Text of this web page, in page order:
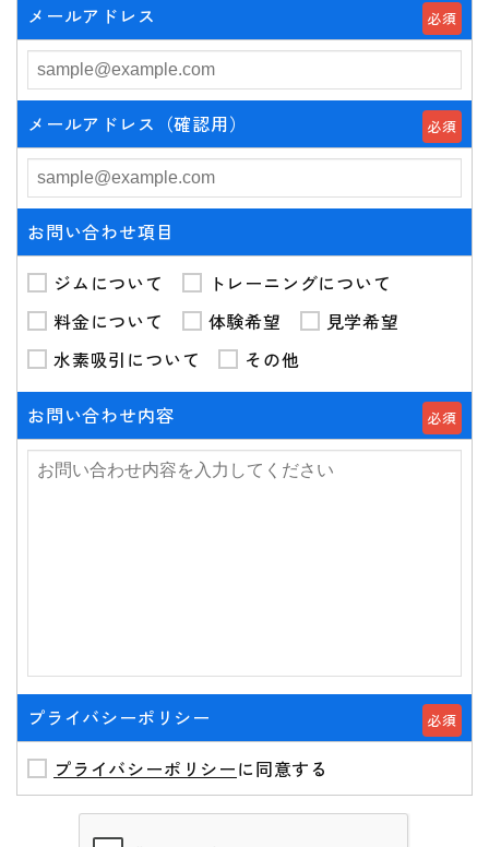
メールアドレス 必須
メールアドレス（確認用） 必須
お問い合わせ項目
ジムについて
トレーニングについて
料金について
体験希望
見学希望
水素吸引について
その他
お問い合わせ内容 必須
プライバシーポリシー 必須
プライバシーポリシーに同意する